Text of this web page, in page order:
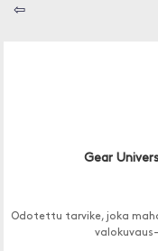
⇦
Gear
Odotettu tarvike, joka